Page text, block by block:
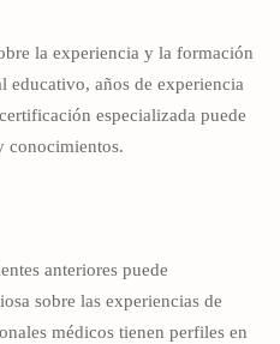
la experiencia y la formación
educativo, años de experiencia
especializada puede
conocimientos.
anteriores puede
sobre las experiencias de
médicos tienen perfiles en